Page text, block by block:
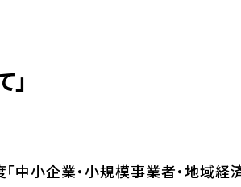
中小企業・小規模事業者・地域経